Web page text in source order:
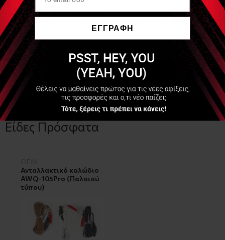
Αν το μηχάνημά σας είναι έτσι τότε το προϊόν αυτό είναι για
εσάς. Εάν το μηχάνημά σας ΔΕΝ είναι έτσι τότε χρειάζεστε
το προϊόν
. Εάν υπάρχει αμφιβολία παρακαλώ
επικοινωνήστε μαζί μας στο 2107752048.
Είδες Πρόσφατα
Ανταλλακτικό καλώδιο
AWQ-105Pro (Παλαιού
τύπου)
ΕΓΓΡΑΦΗ